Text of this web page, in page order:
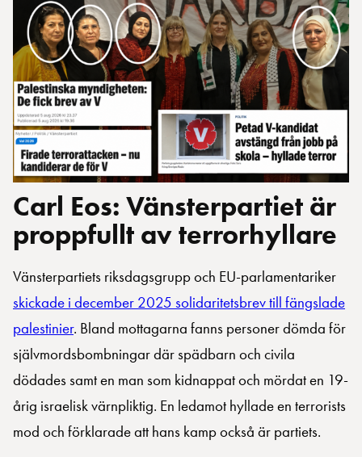
Carl Eos: Vänsterpartiet är
proppfullt av terrorhyllare
Vänsterpartiets riksdagsgrupp och EU-parlamentariker
skickade i december 2025 solidaritetsbrev till fängslade
palestinier. Bland mottagarna fanns personer dömda för
självmordsbombningar där spädbarn och civila
dödades samt en man som kidnappat och mördat en 19-
årig israelisk värnpliktig. En ledamot hyllade en terrorists
mod och förklarade att hans kamp också är partiets.